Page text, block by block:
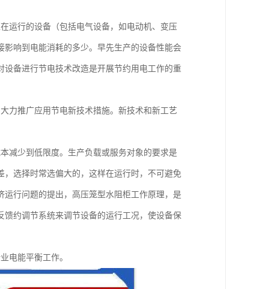
运行的设备（包括电气设备，如电动机、变压
响到电能消耗的多少。早先生产的设备性能会
备进行节电技术改造是开展节约用电工作的重
力推广应用节电新技术措施。新技术和新工艺
减少到低限度。生产负载或服务对象的要求是
选择时常选偏大的，这样在运行时，不可避免
行问题的提出，高压笼型水阻柜工作原理，是
约调节系统来调节设备的运行工况，使设备保
电能平衡工作。